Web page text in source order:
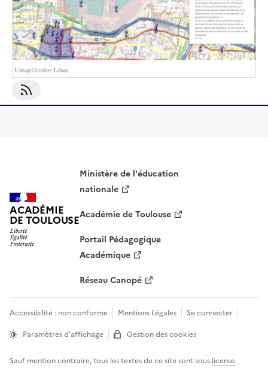
S'abonner À Littérature
ACADÉMIE
DE TOULOUSE
Ministère de l'éducation
nationale
Académie de Toulouse
Portail Pédagogique
Académique
Réseau Canopé
Accessibilité : non conforme Mentions Légales
Se connecter
Paramètres d'affichage
Gestion des cookies
Sauf mention contraire, tous les textes de ce site sont sous license